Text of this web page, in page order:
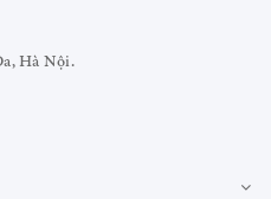
Hà Nội.